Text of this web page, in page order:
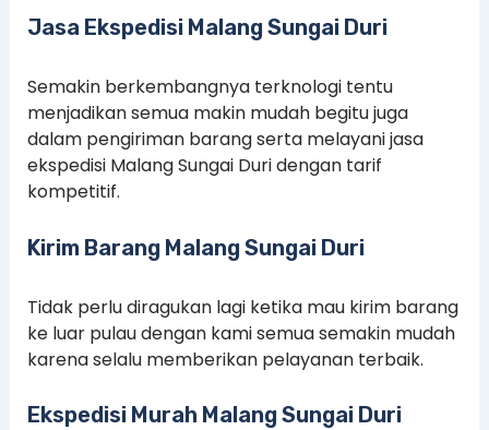
Jasa Ekspedisi Malang Sungai Duri
Semakin berkembangnya terknologi tentu
menjadikan semua makin mudah begitu juga
dalam pengiriman barang serta melayani jasa
ekspedisi Malang Sungai Duri dengan tarif
kompetitif.
Kirim Barang Malang Sungai Duri
Tidak perlu diragukan lagi ketika mau kirim barang
ke luar pulau dengan kami semua semakin mudah
karena selalu memberikan pelayanan terbaik.
Ekspedisi Murah Malang Sungai Duri